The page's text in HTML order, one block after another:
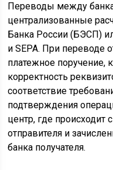
Переводы между
централизованные
Банка России (БЭСП)
и SEPA. При переводе
платежное поручение,
корректность
соответствие
подтверждения
центр, где происходит
отправителя и
банка получателя.